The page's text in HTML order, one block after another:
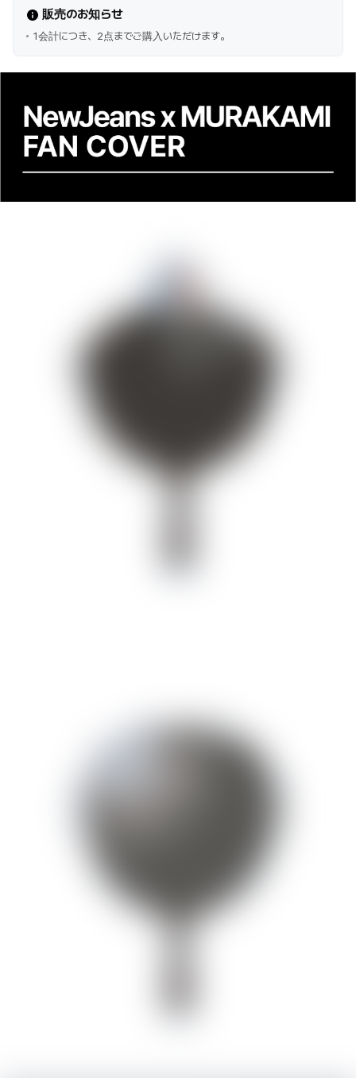
販売のお知らせ
1会計につき、2点までご購入いただけます。